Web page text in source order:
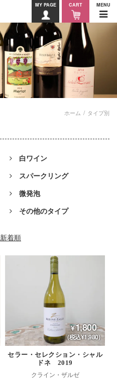
MY PAGE CART MENU
ホーム タイプ別
白ワイン
スパークリング
微発泡
その他のタイプ
新着順
1,800
(税込¥1,980)
セラー・セレクション・シャル
ドネ 2019
クライン・ザルゼ